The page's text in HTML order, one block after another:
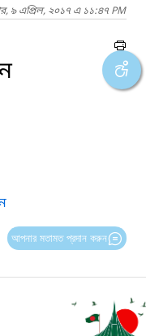
৯ এপ্রিল, ২০১৭ এ ১১:৪৭ PM
আপনার মতামত প্রদান করুন